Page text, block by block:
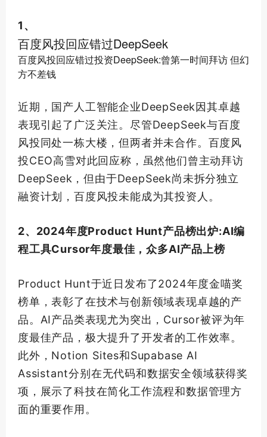
1、
百度风投回应错过DeepSeek
百度风投回应错过投资DeepSeek:曾第一时间拜访 但幻
方不差钱
近期，国产人工智能企业DeepSeek因其卓越
表现引起了广泛关注。尽管DeepSeek与百度
风投同处一栋大楼，但两者并未合作。百度风
投CEO高雪对此回应称，虽然他们曾主动拜访
DeepSeek，但由于DeepSeek尚未拆分独立
融资计划，百度风投未能成为其投资人。
2、2024年度Product Hunt产品榜出炉:AI编
程工具Cursor年度最佳 ，众多AI产品上榜
Product Hunt于近日发布了2024年度金喵奖
榜单，表彰了在技术与创新领域表现卓越的产
品。AI产品类表现尤为突出，Cursor被评为年
度最佳产品，极大提升了开发者的工作效率。
此外，Notion Sites和Supabase AI
Assistant分别在无代码和数据安全领域获得奖
项，展示了科技在简化工作流程和数据管理方
面的重要作用。